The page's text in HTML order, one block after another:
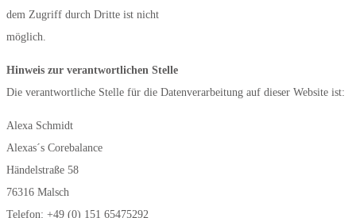
dem Zugriff durch Dritte ist nicht
möglich.
Hinweis zur verantwortlichen Stelle
Die verantwortliche Stelle für die Datenverarbeitung auf dieser Website ist:
Alexa Schmidt
Alexas´s Corebalance
Händelstraße 58
76316 Malsch
Telefon: +49 (0) 151 65475292